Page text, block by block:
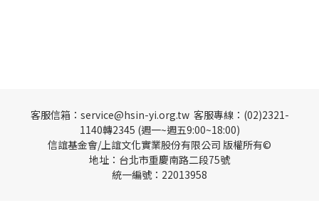
客服信箱：service@hsin-yi.org.tw 客服專線：(02)2321-
1140轉2345 (週一~週五9:00~18:00)
信誼基金會/上誼文化實業股份有限公司 版權所有©
地址：台北市重慶南路二段75號
統一編號：22013958